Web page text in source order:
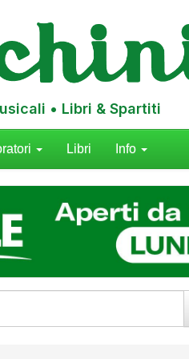
• Libri & Spartiti
Libri Info